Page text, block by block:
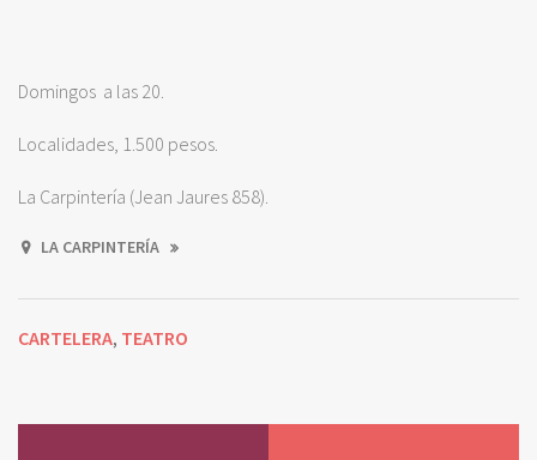
Domingos a las 20.
Localidades, 1.500 pesos.
La Carpintería (Jean Jaures 858).
LA CARPINTERÍA
CARTELERA, TEATRO